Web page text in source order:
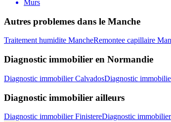
Murs
Autres problemes dans le Manche
Traitement humidite MancheRemontee capillaire
Diagnostic immobilier en Normandie
Diagnostic immobilier CalvadosDiagnostic
Diagnostic immobilier ailleurs
Diagnostic immobilier FinistereDiagnostic immobilier